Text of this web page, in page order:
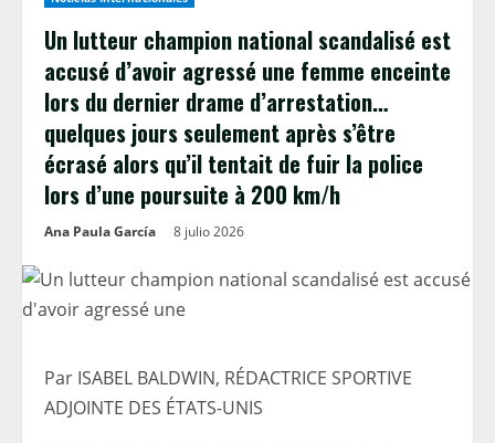
Un lutteur champion national scandalisé est
accusé d’avoir agressé une femme enceinte
lors du dernier drame d’arrestation…
quelques jours seulement après s’être
écrasé alors qu’il tentait de fuir la police
lors d’une poursuite à 200 km/h
Ana Paula García 8 julio 2026
Par ISABEL BALDWIN, RÉDACTRICE SPORTIVE
ADJOINTE DES ÉTATS-UNIS